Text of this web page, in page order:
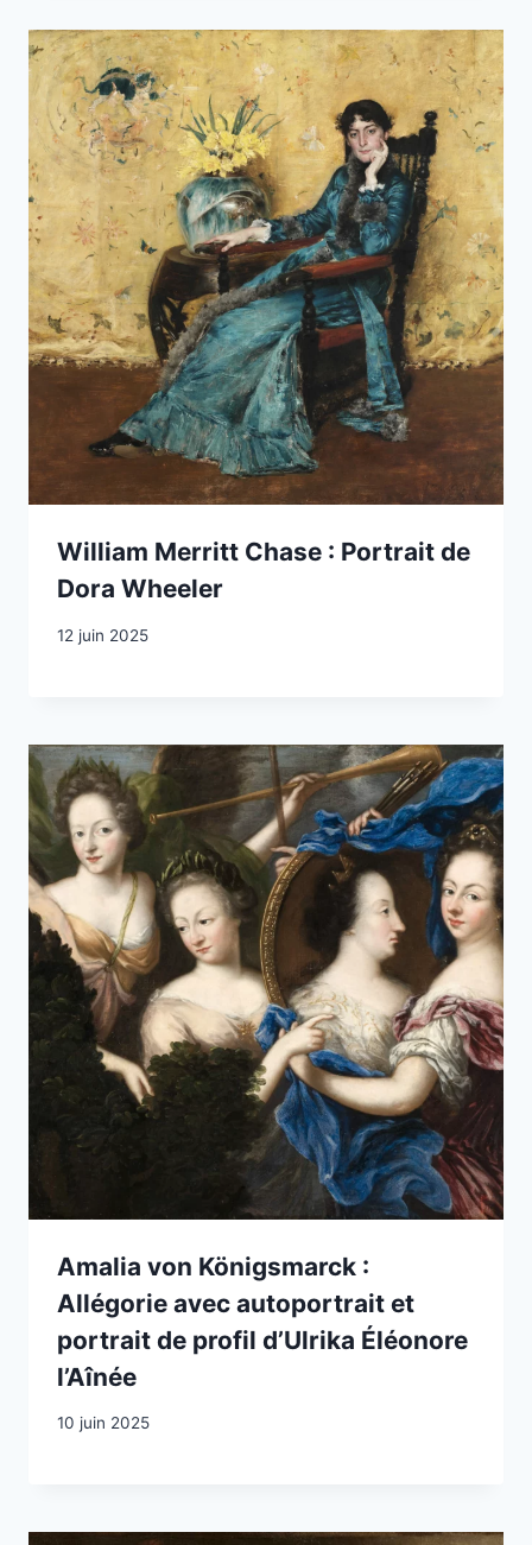
William Merritt Chase : Portrait de
Dora Wheeler
12 juin 2025
Amalia von Königsmarck :
Allégorie avec autoportrait et
portrait de profil d’Ulrika Éléonore
l’Aînée
10 juin 2025